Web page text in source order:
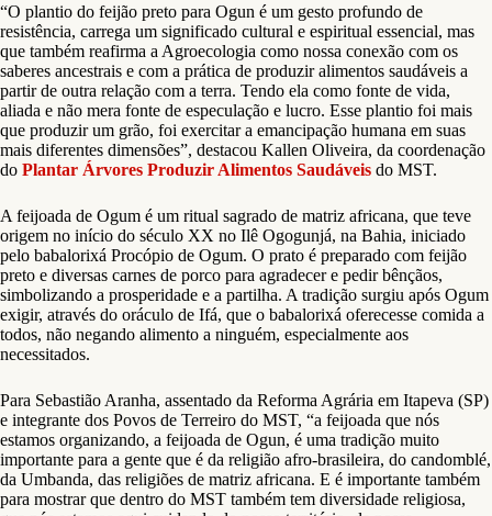
“O plantio do feijão preto para Ogun é um gesto profundo de
resistência, carrega um significado cultural e espiritual essencial, mas
que também reafirma a Agroecologia como nossa conexão com os
saberes ancestrais e com a prática de produzir alimentos saudáveis a
partir de outra relação com a terra. Tendo ela como fonte de vida,
aliada e não mera fonte de especulação e lucro. Esse plantio foi mais
que produzir um grão, foi exercitar a emancipação humana em suas
mais diferentes dimensões”, destacou Kallen Oliveira, da coordenação
do Plantar Árvores Produzir Alimentos Saudáveis do MST.
A feijoada de Ogum é um ritual sagrado de matriz africana, que teve
origem no início do século XX no Ilê Ogogunjá, na Bahia, iniciado
pelo babalorixá Procópio de Ogum. O prato é preparado com feijão
preto e diversas carnes de porco para agradecer e pedir bênçãos,
simbolizando a prosperidade e a partilha. A tradição surgiu após Ogum
exigir, através do oráculo de Ifá, que o babalorixá oferecesse comida a
todos, não negando alimento a ninguém, especialmente aos
necessitados.
Para Sebastião Aranha, assentado da Reforma Agrária em Itapeva (SP)
e integrante dos Povos de Terreiro do MST, “a feijoada que nós
estamos organizando, a feijoada de Ogun, é uma tradição muito
importante para a gente que é da religião afro-brasileira, do candomblé,
da Umbanda, das religiões de matriz africana. E é importante também
para mostrar que dentro do MST também tem diversidade religiosa,